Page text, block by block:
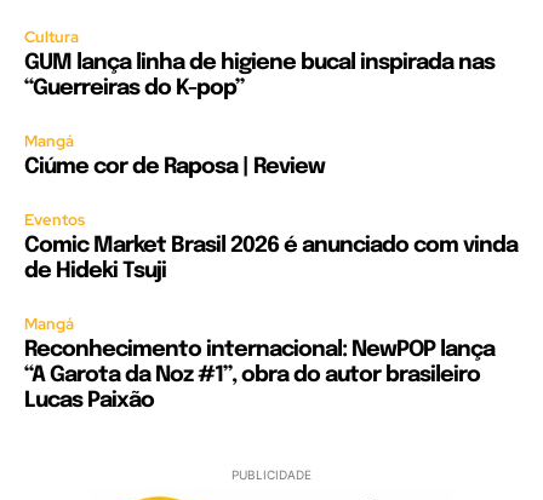
Cultura
GUM lança linha de higiene bucal inspirada nas
“Guerreiras do K-pop”
Mangá
Ciúme cor de Raposa | Review
Eventos
Comic Market Brasil 2026 é anunciado com vinda
de Hideki Tsuji
Mangá
Reconhecimento internacional: NewPOP lança
“A Garota da Noz #1”, obra do autor brasileiro
Lucas Paixão
PUBLICIDADE